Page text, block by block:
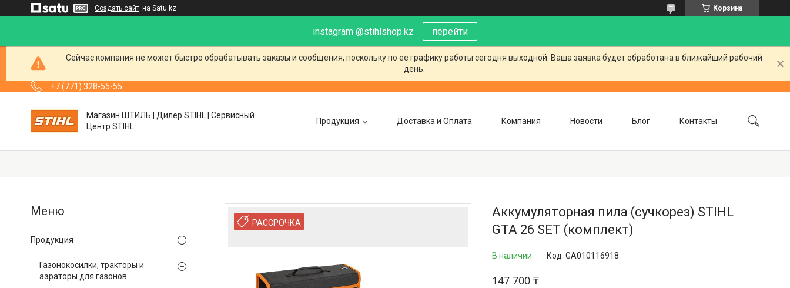
Создать сайт на Satu.kz Корзина
instagram @stihlshop.kz перейти
Сейчас компания не может быстро обрабатывать заказы и сообщения, поскольку по ее графику работы сегодня выходной. Ваша заявка будет обработана в ближайший рабочий
день.
+7 (771) 328-55-55
Магазин ШТИЛЬ | Дилер STIHL | Сервисный
Центр STIHL
Продукция Доставка и Оплата Компания Новости Блог Контакты
РАССРОЧКА
Аккумуляторная пила (сучкорез) STIHL
GTA 26 SET (комплект)
В наличии Код: GA010116918
147 700 ₸
Продукция
Газонокосилки, тракторы и
аэраторы для газонов